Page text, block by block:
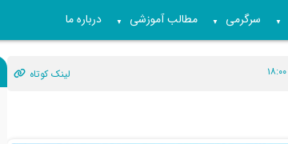
▼ سرگرمی ▼ مطالب آموزشی ▼ درباره ما
۱۸:۰۰ لینک کوتاه